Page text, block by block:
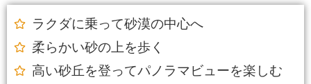
ラクダに乗って砂漠の中心へ
柔らかい砂の上を歩く
高い砂丘を登ってパノラマビューを楽しむ